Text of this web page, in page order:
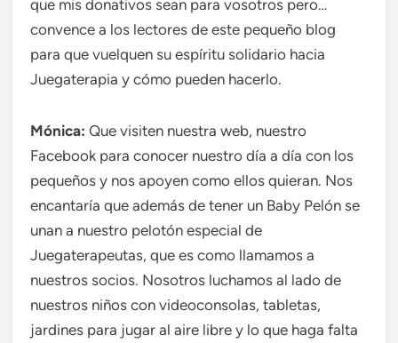
que mis donativos sean para vosotros pero…
convence a los lectores de este pequeño blog
para que vuelquen su espíritu solidario hacia
Juegaterapia y cómo pueden hacerlo.
Mónica: Que visiten nuestra web, nuestro
Facebook para conocer nuestro día a día con los
pequeños y nos apoyen como ellos quieran. Nos
encantaría que además de tener un Baby Pelón se
unan a nuestro pelotón especial de
Juegaterapeutas, que es como llamamos a
nuestros socios. Nosotros luchamos al lado de
nuestros niños con videoconsolas, tabletas,
jardines para jugar al aire libre y lo que haga falta